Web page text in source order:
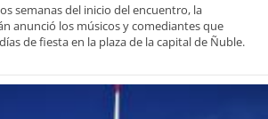
semanas del inicio del encuentro, la
anunció los músicos y comediantes que
de fiesta en la plaza de la capital de Ñuble.